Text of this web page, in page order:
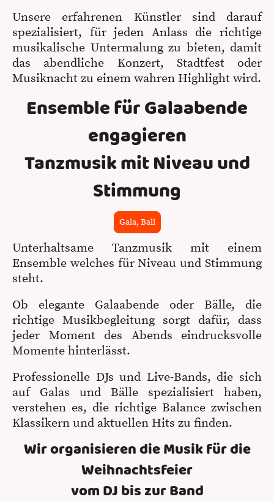
Unsere erfahrenen Künstler sind darauf
spezialisiert, für jeden Anlass die richtige
musikalische Untermalung zu bieten, damit
das abendliche Konzert, Stadtfest oder
Musiknacht zu einem wahren Highlight wird.
Ensemble für Galaabende
engagieren
Tanzmusik mit Niveau und
Stimmung
Gala, Ball
Unterhaltsame Tanzmusik mit einem
Ensemble welches für Niveau und Stimmung
steht.
Ob elegante Galaabende oder Bälle, die
richtige Musikbegleitung sorgt dafür, dass
jeder Moment des Abends eindrucksvolle
Momente hinterlässt.
Professionelle DJs und Live-Bands, die sich
auf Galas und Bälle spezialisiert haben,
verstehen es, die richtige Balance zwischen
Klassikern und aktuellen Hits zu finden.
Wir organisieren die Musik für die
Weihnachtsfeier
vom DJ bis zur Band